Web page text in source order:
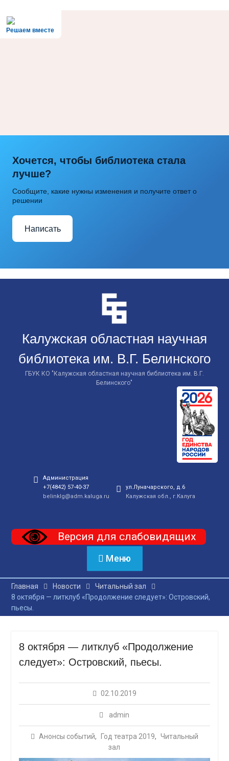
Решаем вместе
Хочется, чтобы библиотека стала
лучше?
Сообщите, какие нужны изменения и получите ответ о
решении
Написать
Калужская областная научная
библиотека им. В.Г. Белинского
ГБУК КО "Калужская областная научная библиотека им. В.Г.
Белинского"
Администрация
+7(4842) 57-40-37
belinklg@adm.kaluga.ru
ул.Луначарского, д.6
Калужская обл., г.Калуга
Версия для слабовидящих
Меню
Главная Новости
Читальный зал
8 октября — литклуб «Продолжение следует»: Островский,
пьесы.
8 октября — литклуб «Продолжение
следует»: Островский, пьесы.
02.10.2019
admin
Анонсы событий, Год театра 2019, Читальный
зал